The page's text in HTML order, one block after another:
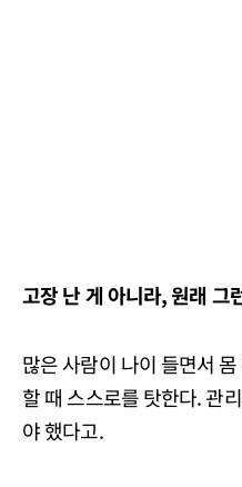
고장 난 게 아니라, 원래 그
많은 사람이 나이 들면서
할 때 스스로를 탓한다. 관
야 했다고.